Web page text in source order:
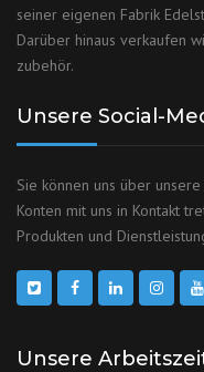
seiner eigenen Fabrik
Darüber hinaus verkaufen
zubehör.
Unsere Social-
Sie können uns über
Konten mit uns in Kontakt
Produkten und
Unsere